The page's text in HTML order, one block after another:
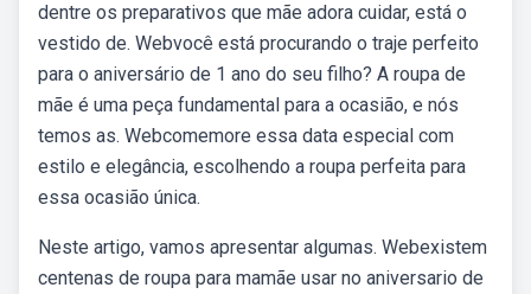
dentre os preparativos que mãe adora cuidar, está o
vestido de. Webvocê está procurando o traje perfeito
para o aniversário de 1 ano do seu filho? A roupa de
mãe é uma peça fundamental para a ocasião, e nós
temos as. Webcomemore essa data especial com
estilo e elegância, escolhendo a roupa perfeita para
essa ocasião única.
Neste artigo, vamos apresentar algumas. Webexistem
centenas de roupa para mamãe usar no aniversario de